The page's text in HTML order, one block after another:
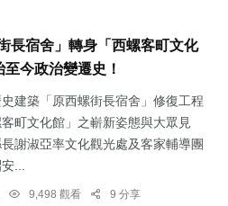
長宿舍」轉身「西螺客町文化
今政治變遷史！
建築「原西螺街長宿舍」修復工程
町文化館」之嶄新姿態與大眾見
謝淑亞率文化觀光處及客家輔導團
...
9,498 觀看 9 分享